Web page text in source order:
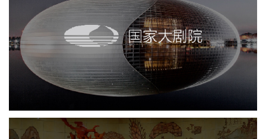
国家大剧院
剧院 文化艺术 智慧展馆 展馆网站建设